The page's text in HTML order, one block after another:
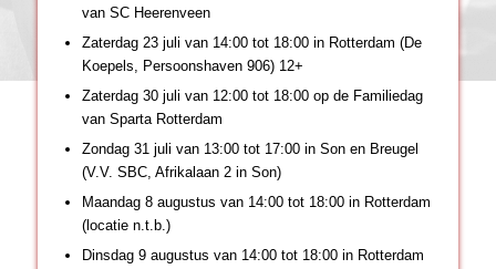
van SC Heerenveen
Zaterdag 23 juli van 14:00 tot 18:00 in Rotterdam (De
Koepels, Persoonshaven 906) 12+
Zaterdag 30 juli van 12:00 tot 18:00 op de Familiedag
van Sparta Rotterdam
Zondag 31 juli van 13:00 tot 17:00 in Son en Breugel
(V.V. SBC, Afrikalaan 2 in Son)
Maandag 8 augustus van 14:00 tot 18:00 in Rotterdam
(locatie n.t.b.)
Dinsdag 9 augustus van 14:00 tot 18:00 in Rotterdam